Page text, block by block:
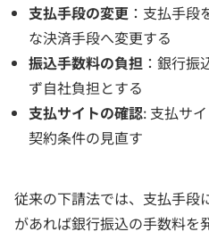
支払手段の変更 ：支払手
な決済手段へ変更する
振込手数料の負担 ：銀行振
ず自社負担とする
支払サイトの確認: 支払サ
契約条件の見直す
従来の下請法では、支払手段
があれば銀行振込の手数料を